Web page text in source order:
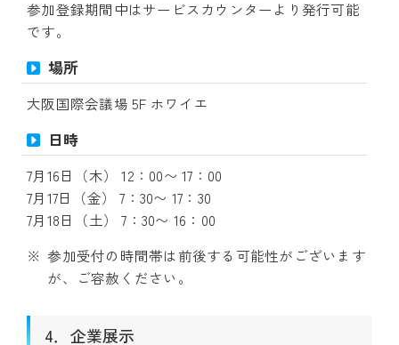
参加登録期間中はサービスカウンターより発行可能
です。
場所
大阪国際会議場 5F ホワイエ
日時
7月16日（木） 12：00〜 17：00
7月17日（金） 7：30〜 17：30
7月18日（土） 7：30〜 16：00
参加受付の時間帯は前後する可能性がございます
が、ご容赦ください。
4．企業展示